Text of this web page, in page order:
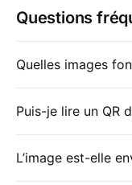
Questions
Quelles images
Puis-je lire un QR
L’image est-elle